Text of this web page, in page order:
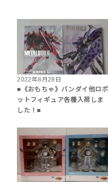
2022年8月28日
■《おもちゃ》バンダイ他ロボ
ットフィギュア各種入荷しま
した！■